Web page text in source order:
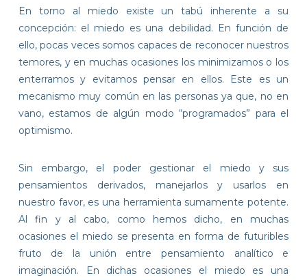
En torno al miedo existe un tabú inherente a su
concepción: el miedo es una debilidad. En función de
ello, pocas veces somos capaces de reconocer nuestros
temores, y en muchas ocasiones los minimizamos o los
enterramos y evitamos pensar en ellos. Este es un
mecanismo muy común en las personas ya que, no en
vano, estamos de algún modo“programados” para el
optimismo.
Sin embargo, el poder gestionar el miedo y sus
pensamientos derivados, manejarlos y usarlos en
nuestro favor, es una herramienta sumamente potente.
Al fin y al cabo, como hemos dicho, en muchas
ocasiones el miedo se presenta en forma de futuribles
fruto de la unión entre pensamiento analítico e
imaginación. En dichas ocasiones el miedo es una